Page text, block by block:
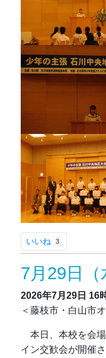
いいね 3
7月29日（
2026年7月29日 16
＜藤枝市・白山市
本日、本校を会
イン交歓会が開催